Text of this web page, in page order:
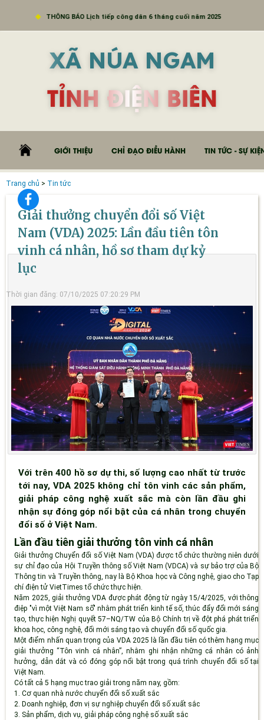
THÔNG BÁO Lịch tiếp công dân 6 tháng cuối năm 2025
XÃ NÚA NGAM
TỈNH ĐIỆN BIÊN
GIỚI THIỆU CHỈ ĐẠO ĐIỀU HÀNH TIN TỨC - SỰ
Trang chủ > Tin tức
Giải thưởng chuyển đổi số Việt
Nam (VDA) 2025: Lần đầu tiên tôn
vinh cá nhân, hồ sơ tham dự kỷ
lục
Thời gian đăng: 07/10/2025 07:20:29 PM
Với trên 400 hồ sơ dự thi, số lượng cao nhất từ trước
tới nay, VDA 2025 không chỉ tôn vinh các sản phẩm,
giải pháp công nghệ xuất sắc mà còn lần đầu ghi
nhận sự đóng góp nổi bật của cá nhân trong chuyển
đổi số ở Việt Nam.
Lần đầu tiên giải thưởng tôn vinh cá nhân
Giải thưởng Chuyển đổi số Việt Nam (VDA) được tổ chức thường niên dưới
sự chỉ đạo của Hội Truyền thông số Việt Nam (VDCA) và sự bảo trợ của Bộ
Thông tin và Truyền thông, nay là Bộ Khoa học và Công nghệ, giao cho Tạp
chí điện tử VietTimes tổ chức thực hiện.
Năm 2025, giải thưởng VDA được phát động từ ngày 15/4/2025, với thông
điệp "vì một Việt Nam số" nhằm phát triển kinh tế số, thúc đẩy đổi mới sáng
tạo, thực hiện Nghị quyết 57–NQ/TW của Bộ Chính trị về đột phá phát triển
khoa học, công nghệ, đổi mới sáng tạo và chuyển đổi số quốc gia.
Một điểm nhấn quan trọng của VDA 2025 là lần đầu tiên có thêm hạng mục
giải thưởng “Tôn vinh cá nhân”, nhằm ghi nhận những cá nhân có ảnh
hưởng, dẫn dắt và có đóng góp nổi bật trong quá trình chuyển đổi số tại
Việt Nam.
Có tất cả 5 hạng mục trao giải trong năm nay, gồm:
1. Cơ quan nhà nước chuyển đổi số xuất sắc
2. Doanh nghiệp, đơn vị sự nghiệp chuyển đổi số xuất sắc
3. Sản phẩm, dịch vụ, giải pháp công nghệ số xuất sắc